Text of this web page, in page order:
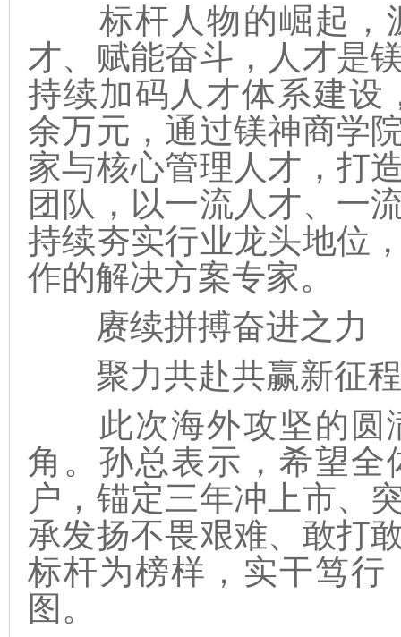
标杆人物的崛起，
才、赋能奋斗，人才是
持续加码人才体系建设
余万元，通过镁神商学
家与核心管理人才，打
团队，以一流人才、一
持续夯实行业龙头地位
作的解决方案专家。
赓续拼搏奋进之力
聚力共赴共赢新征程
此次海外攻坚的圆
角。孙总表示，希望
户，锚定三年冲上市、
承发扬不畏艰难、敢打
标杆为榜样，实干笃
图。